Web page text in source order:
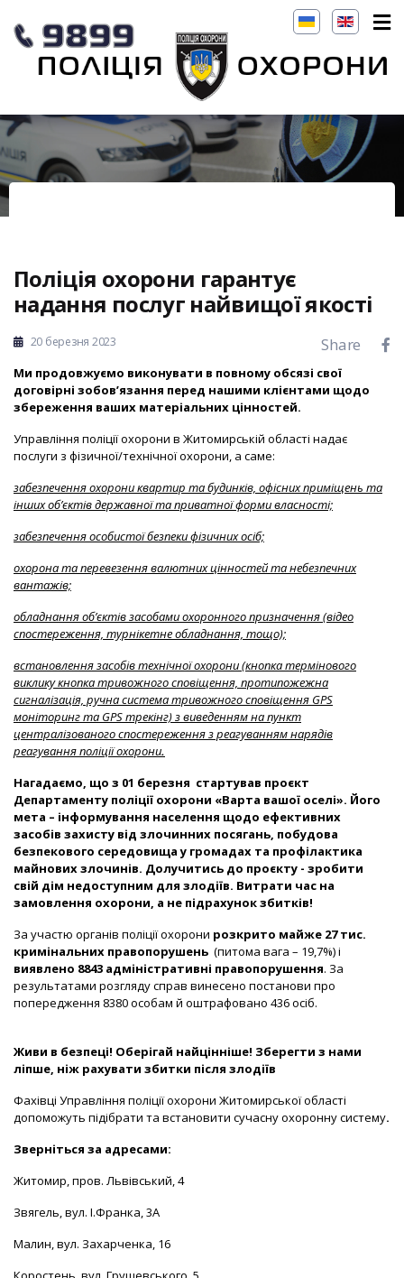
Поліція охорони гарантує
надання послуг найвищої якості
20 березня 2023 Share
Ми продовжуємо виконувати в повному обсязі свої
договірні зобов’язання перед нашими клієнтами щодо
збереження ваших матеріальних цінностей.
Управління поліції охорони в Житомирській області надає
послуги з фізичної/технічної охорони, а саме:
забезпечення охорони квартир та будинків, офісних приміщень та
інших об’єктів державної та приватної форми власності;
забезпечення особистої безпеки фізичних осіб;
охорона та перевезення валютних цінностей та небезпечних
вантажів;
обладнання об’єктів засобами охоронного призначення (відео
спостереження, турнікетне обладнання, тощо);
встановлення засобів технічної охорони (кнопка термінового
виклику кнопка тривожного сповіщення, протипожежна
сигналізація, ручна система тривожного сповіщення GPS
моніторинг та GPS трекінг) з виведенням на пункт
централізованого спостереження з реагуванням нарядів
реагування поліції охорони.
Нагадаємо, що з 01 березня стартував проєкт
Департаменту поліції охорони «Варта вашої оселі». Його
мета – інформування населення щодо ефективних
засобів захисту від злочинних посягань, побудова
безпекового середовища у громадах та профілактика
майнових злочинів. Долучитись до проєкту - зробити
свій дім недоступним для злодіїв. Витрати час на
замовлення охорони, а не підрахунок збитків!
За участю органів поліції охорони розкрито майже 27 тис.
кримінальних правопорушень (питома вага – 19,7%) і
виявлено 8843 адміністративні правопорушення. За
результатами розгляду справ винесено постанови про
попередження 8380 особам й оштрафовано 436 осіб.
Живи в безпеці! Оберігай найцінніше! Зберегти з нами
ліпше, ніж рахувати збитки після злодіїв
Фахівці Управління поліції охорони Житомирської області
допоможуть підібрати та встановити сучасну охоронну систему.
Зверніться за адресами:
Житомир, пров. Львівський, 4
Звягель, вул. І.Франка, 3А
Малин, вул. Захарченка, 16